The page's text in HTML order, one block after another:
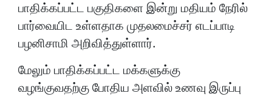
பாதிக்கப்பட்ட பகுதிகளை இன்று மதியம் நேரில்
பார்வையிட உள்ளதாக முதலமைச்சர் எடப்பாடி
பழனிசாமி அறிவித்துள்ளார்.
மேலும் பாதிக்கப்பட்ட மக்களுக்கு
வழங்குவதற்கு போதிய அளவில் உணவு இருப்பு